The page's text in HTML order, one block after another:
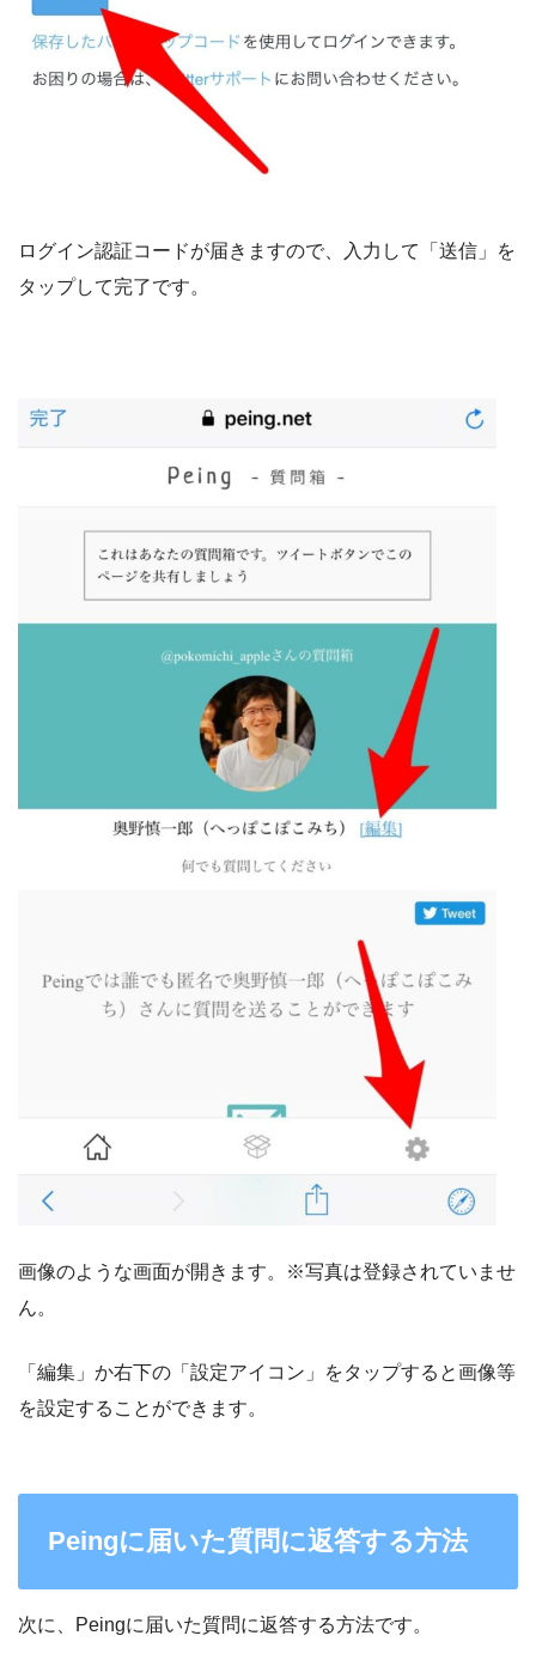
ログイン認証コードが届きますので、入力して「送信」を
タップして完了です。
画像のような画面が開きます。※写真は登録されていませ
ん。
「編集」か右下の「設定アイコン」をタップすると画像等
を設定することができます。
Peingに届いた質問に返答する方法
次に、Peingに届いた質問に返答する方法です。